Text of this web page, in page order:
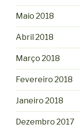
Maio 2018
Abril 2018
Março 2018
Fevereiro 2018
Janeiro 2018
Dezembro 2017